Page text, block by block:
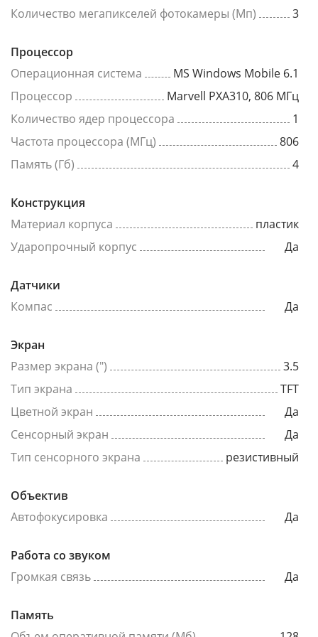
Количество мегапикселей фотокамеры (Мп)
3
Процессор
Операционная система
MS Windows Mobile 6.1
Процессор
Marvell PXA310, 806 МГц
Количество ядер процессора
1
Частота процессора (МГц)
806
Память (Гб)
4
Конструкция
Материал корпуса
пластик
Ударопрочный корпус
Да
Датчики
Компас
Да
Экран
Размер экрана (")
3.5
Тип экрана
TFT
Цветной экран
Да
Сенсорный экран
Да
Тип сенсорного экрана
резистивный
Объектив
Автофокусировка
Да
Работа со звуком
Громкая связь
Да
Память